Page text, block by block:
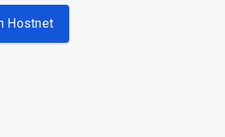
Hostnet